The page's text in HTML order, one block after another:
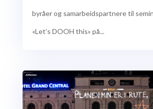
byråer og samarbeidspartnere til
«Let’s DOOH this» på...